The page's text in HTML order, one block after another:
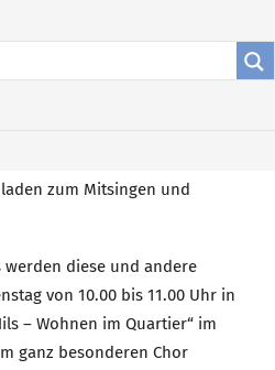
zum Mitsingen und
werden diese und andere
von 10.00 bis 11.00 Uhr in
– Wohnen im Quartier“ im
ganz besonderen Chor